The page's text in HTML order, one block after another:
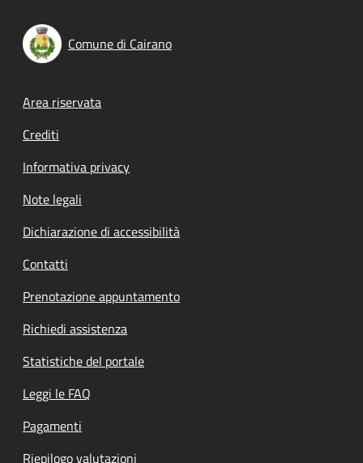
Comune di Cairano
Footer menu
Area riservata
Crediti
Informativa privacy
Note legali
Dichiarazione di accessibilità
Contatti
Prenotazione appuntamento
Richiedi assistenza
Statistiche del portale
Leggi le FAQ
Pagamenti
Riepilogo valutazioni